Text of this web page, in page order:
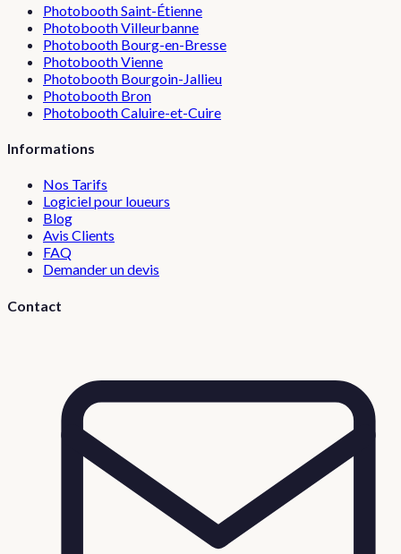
PhotoboothSaint-Étienne
PhotoboothVilleurbanne
Photobooth Bourg-en-Bresse
PhotoboothVienne
Photobooth Bourgoin-Jallieu
Photobooth Bron
PhotoboothCaluire-et-Cuire
Informations
Nos Tarifs
Logiciel pour loueurs
Blog
Avis Clients
FAQ
Demander un devis
Contact